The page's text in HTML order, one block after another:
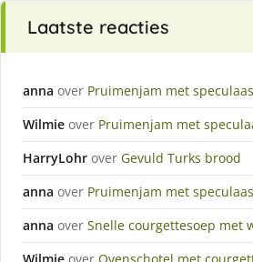
Laatste reacties
anna over Pruimenjam met
Wilmie over Pruimenjam met
HarryLohr over Gevuld Turks brood
anna over Pruimenjam met
anna over Snelle courgettesoep met